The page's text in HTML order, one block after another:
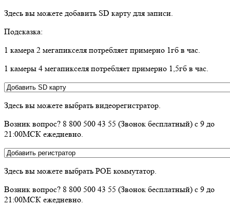
Здесь вы можете добавить SD карту для записи.
Подсказка:
1 камера 2 мегапикселя потребляет примерно 1гб в час.
1 камеры 4 мегапикселя потребляет примерно 1,5гб в час.
Здесь вы можете выбрать видеорегистратор.
Возник вопрос? 8 800 500 43 55 (Звонок бесплатный) с 9 до
21:00МСК ежедневно.
Здесь вы можете выбрать POE коммутатор.
Возник вопрос? 8 800 500 43 55 (Звонок бесплатный) с 9 до
21:00МСК ежедневно.